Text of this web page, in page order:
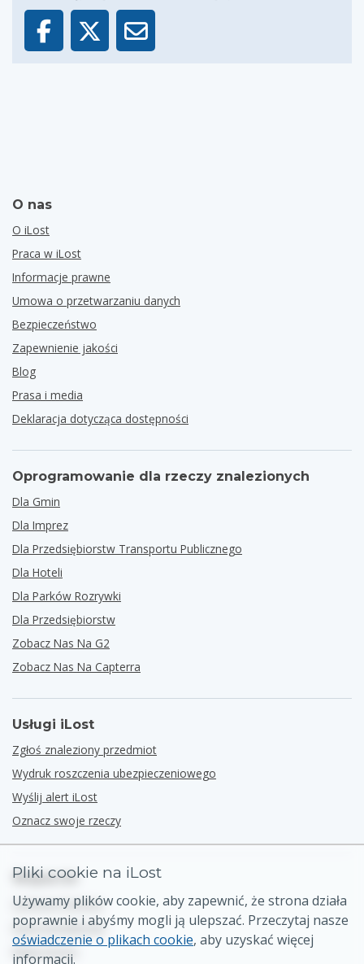
O nas
O iLost
Praca w iLost
Informacje prawne
Umowa o przetwarzaniu danych
Bezpieczeństwo
Zapewnienie jakości
Blog
Prasa i media
Deklaracja dotycząca dostępności
Oprogramowanie dla rzeczy znalezionych
Dla Gmin
Dla Imprez
Dla Przedsiębiorstw Transportu Publicznego
Dla Hoteli
Dla Parków Rozrywki
Dla Przedsiębiorstw
Zobacz Nas Na G2
Zobacz Nas Na Capterra
Usługi iLost
Zgłoś znaleziony przedmiot
Wydruk roszczenia ubezpieczeniowego
Wyślij alert iLost
Oznacz swoje rzeczy
Wsparcie
Centrum Pomocy
Dane kontaktowe
Mapa strony
Pliki cookie na iLost
Używamy plików cookie, aby zapewnić, że strona działa
poprawnie i abyśmy mogli ją ulepszać. Przeczytaj nasze
oświadczenie o plikach cookie, aby uzyskać więcej
informacji.